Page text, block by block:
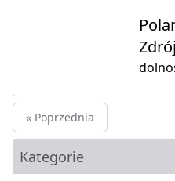
Zdrój
« Poprzednia
Kategorie